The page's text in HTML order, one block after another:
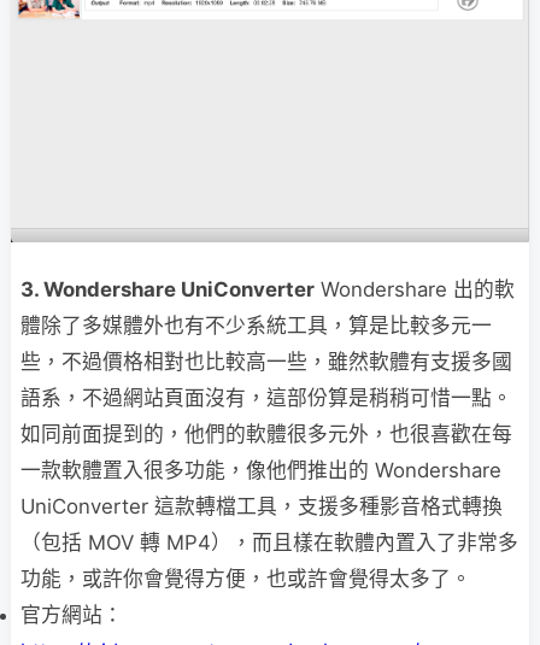
3. Wondershare UniConverter Wondershare 出的軟
體除了多媒體外也有不少系統工具，算是比較多元一
些，不過價格相對也比較高一些，雖然軟體有支援多國
語系，不過網站頁面沒有，這部份算是稍稍可惜一點。
如同前面提到的，他們的軟體很多元外，也很喜歡在每
一款軟體置入很多功能，像他們推出的 Wondershare
UniConverter 這款轉檔工具，支援多種影音格式轉換
（包括 MOV 轉 MP4），而且樣在軟體內置入了非常多
功能，或許你會覺得方便，也或許會覺得太多了。
官方網站：